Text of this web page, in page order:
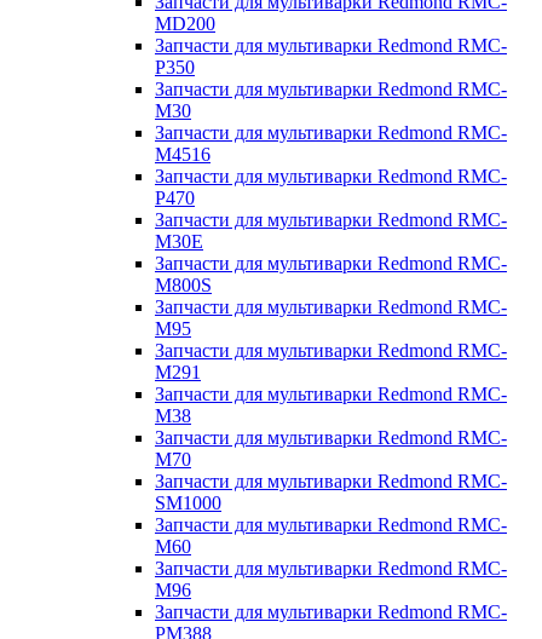
MD200
Запчасти для мультиварки Redmond RMC-
P350
Запчасти для мультиварки Redmond RMC-
M30
Запчасти для мультиварки Redmond RMC-
M4516
Запчасти для мультиварки Redmond RMC-
P470
Запчасти для мультиварки Redmond RMC-
M30E
Запчасти для мультиварки Redmond RMC-
M800S
Запчасти для мультиварки Redmond RMC-
M95
Запчасти для мультиварки Redmond RMC-
M291
Запчасти для мультиварки Redmond RMC-
M38
Запчасти для мультиварки Redmond RMC-
M70
Запчасти для мультиварки Redmond RMC-
SM1000
Запчасти для мультиварки Redmond RMC-
M60
Запчасти для мультиварки Redmond RMC-
M96
Запчасти для мультиварки Redmond RMC-
PM388